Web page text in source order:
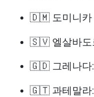
🇩🇲 도미니카
🇸🇻 엘살바도
🇬🇩 그레나다:
🇬🇹 과테말라: